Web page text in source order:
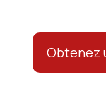
Obtenez